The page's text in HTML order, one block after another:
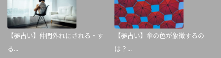
【夢占い】仲間外れにされる・す
る...
【夢占い】傘の色が象徴するの
は？...